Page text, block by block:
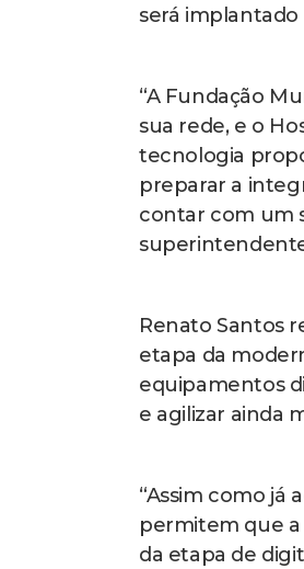
será implantado
“A Fundação
sua rede, e o
tecnologia
preparar a
contar com um
Renato Santos
etapa da
equipamentos
e agilizar ainda
“Assim como já
permitem que a
da etapa de